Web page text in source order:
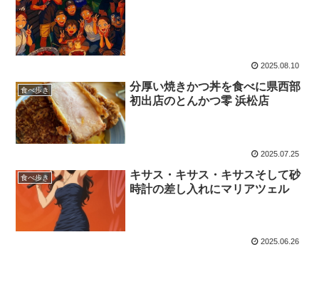
2025.08.10
食べ歩き
分厚い焼きかつ丼を食べに県西部
初出店のとんかつ零 浜松店
2025.07.25
食べ歩き
キサス・キサス・キサスそして砂
時計の差し入れにマリアツェル
2025.06.26